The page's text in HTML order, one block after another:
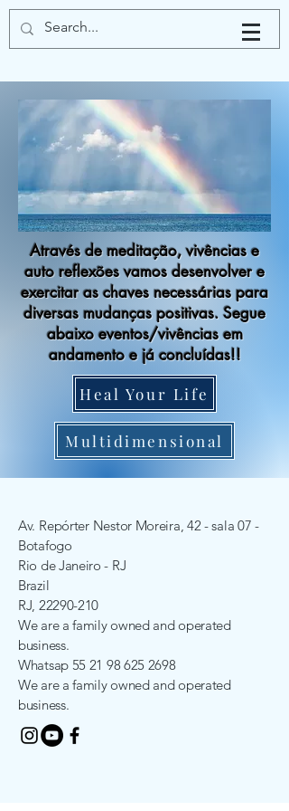
Através de meditação, vivências e
auto reflexões vamos desenvolver e
exercitar as chaves necessárias para
diversas mudanças positivas. Segue
abaixo eventos/vivências em
andamento e já concluídas!!
Heal Your Life
Multidimensional
Av. Repórter Nestor Moreira, 42 - sala 07 -
Botafogo
Rio de Janeiro - RJ
Brazil
RJ, 22290-210
We are a family owned and operated
business.
Whatsap 55 21 98 625 2698
We are a family owned and operated
business.